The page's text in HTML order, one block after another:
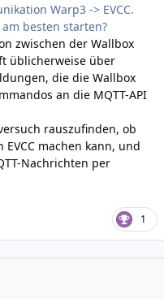
Warp3 -> EVCC.
besten starten?
zwischen der Wallbox
üblicherweise über
die die Wallbox
an die MQTT-API
rauszufinden, ob
machen kann, und
Nachrichten per
1